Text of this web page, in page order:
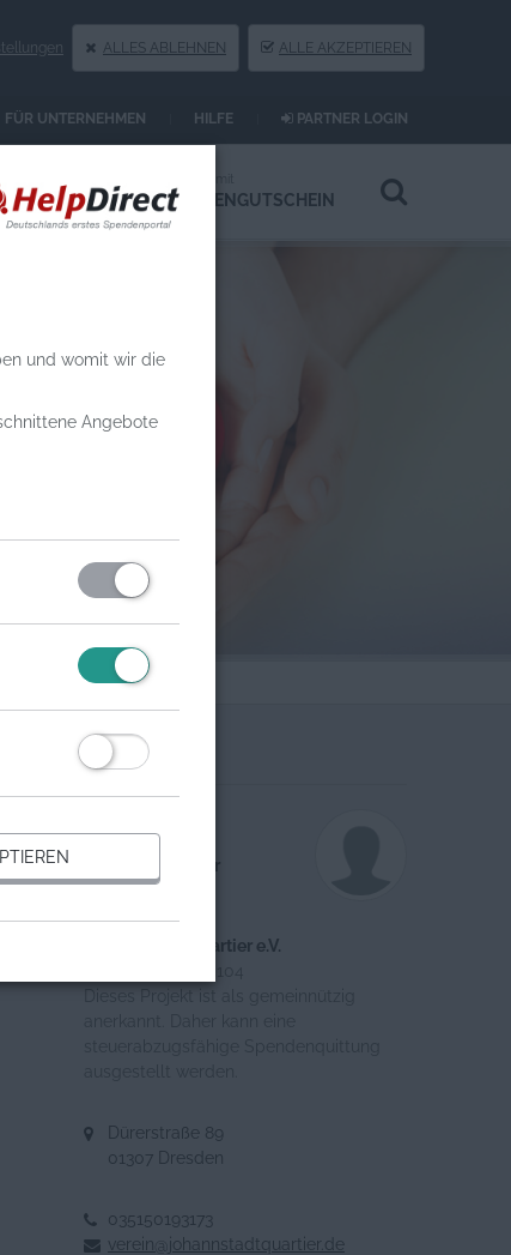
ALLES ABLEHNEN ALLE AKZEPTIEREN
FÜR UNTERNEHMEN HILFE PARTNER LOGIN
an
SPENDENGUTSCHEIN
Organisation
Ansprechpartner
Gabriel Schindler
JohannStadt Quartier e.V.
Dieses Projekt ist als gemeinnützig
Dürerstraße 89
01307 Dresden
035150193173
verein@johannstadtquartier.de
und womit wir die
Angebote